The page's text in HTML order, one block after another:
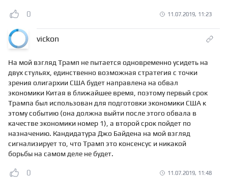
0 11.07.2019, 11:23
vickon
На мой взгляд Трамп не пытается одновременно усидеть на
двух стульях, единственно возможная стратегия с точки
зрения олигархии США будет направлена на обвал
экономики Китая в ближайшее время, поэтому первый срок
Трампа был использован для подготовки экономики США к
этому событию (она должна выйти после этого обвала в
качестве экономики номер 1), а второй срок пойдет по
назначению. Кандидатура Джо Байдена на мой взгляд
сигнализирует то, что Трамп это консенсус и никакой
борьбы на самом деле не будет.
0 11.07.2019, 11:48